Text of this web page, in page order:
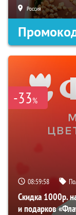
Россия
-33%
08:59:57
Скидка 1000р.
и подарков